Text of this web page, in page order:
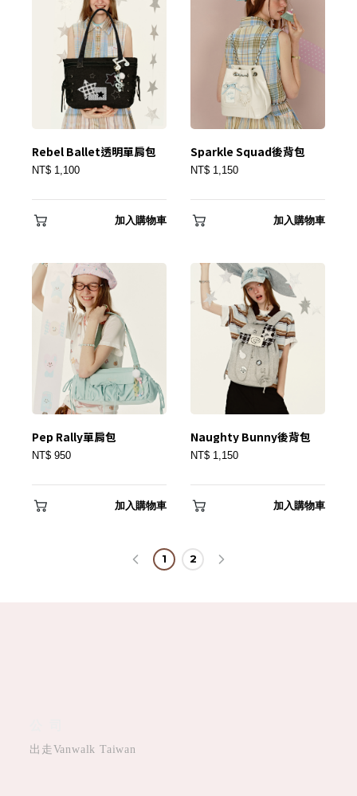
Rebel Ballet透明單肩包
NT$ 1,100
加入購物車
Sparkle Squad後背包
NT$ 1,150
加入購物車
Pep Rally單肩包
NT$ 950
加入購物車
Naughty Bunny後背包
NT$ 1,150
加入購物車
1 2
出走Vanwalk Taiwan